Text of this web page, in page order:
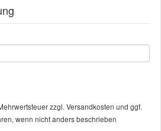
zzgl. Versandkosten und ggf.
wenn nicht anders beschrieben